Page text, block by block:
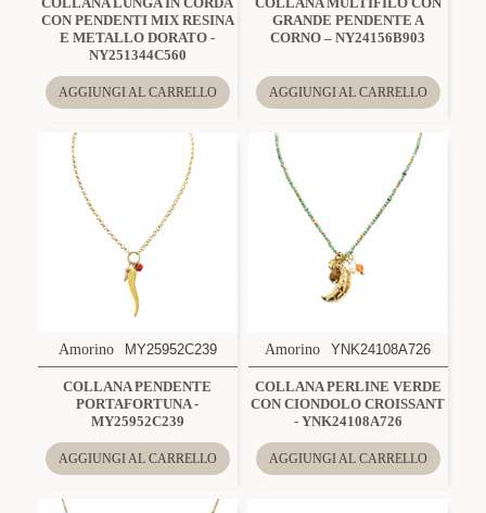
CON PENDENTI MIX RESINA
E METALLO DORATO -
NY251344C560
AGGIUNGI AL CARRELLO
GRANDE PENDENTE A
CORNO – NY24156B903
AGGIUNGI AL CARRELLO
Amorino MY25952C239
COLLANA PENDENTE
PORTAFORTUNA -
MY25952C239
AGGIUNGI AL CARRELLO
Amorino YNK24108A726
COLLANA PERLINE VERDE
CON CIONDOLO CROISSANT
- YNK24108A726
AGGIUNGI AL CARRELLO